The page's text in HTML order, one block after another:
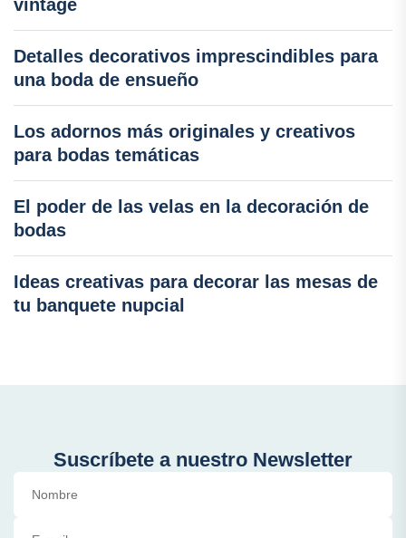
vintage
Detalles decorativos imprescindibles para
una boda de ensueño
Los adornos más originales y creativos
para bodas temáticas
El poder de las velas en la decoración de
bodas
Ideas creativas para decorar las mesas de
tu banquete nupcial
Suscríbete a nuestro Newsletter